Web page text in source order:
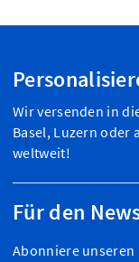
Wir versenden in
Basel, Luzern oder
weltweit!
Für den
Abonniere unseren